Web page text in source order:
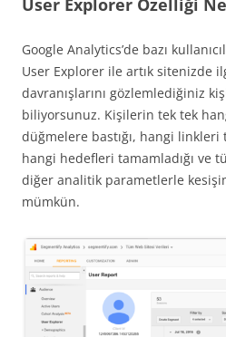
Google Analytics’de bazı
User Explorer ile artık sitenizde
davranışlarını gözlemlediğiniz
biliyorsunuz. Kişilerin tek tek
düğmelere bastığı, hangi linkleri
hangi hedefleri tamamladığı ve
diğer analitik parametlerle
mümkün.